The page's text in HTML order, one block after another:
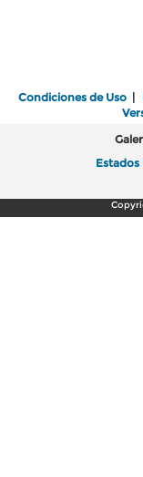
Condiciones de Uso |
Estados